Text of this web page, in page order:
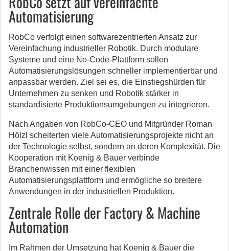
Automatisierung
RobCo verfolgt einen softwarezentrierten Ansatz zur
Vereinfachung industrieller Robotik. Durch modulare
Systeme und eine No-Code-Plattform sollen
Automatisierungslösungen schneller implementierbar und
anpassbar werden. Ziel sei es, die Einstiegshürden für
Unternehmen zu senken und Robotik stärker in
standardisierte Produktionsumgebungen zu integrieren.
Nach Angaben von RobCo-CEO und Mitgründer Roman
Hölzl scheiterten viele Automatisierungsprojekte nicht an
der Technologie selbst, sondern an deren Komplexität. Die
Kooperation mit Koenig & Bauer verbinde
Branchenwissen mit einer flexiblen
Automatisierungsplattform und ermögliche so breitere
Anwendungen in der industriellen Produktion.
Zentrale Rolle der Factory & Machine
Automation
Im Rahmen der Umsetzung hat Koenig & Bauer die